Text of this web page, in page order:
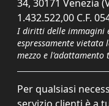
34, 30171 Venezia
1.432.522,00 C.F.
I diritti delle immagini
espressamente
mezzo e l'adattamento
Per qualsiasi